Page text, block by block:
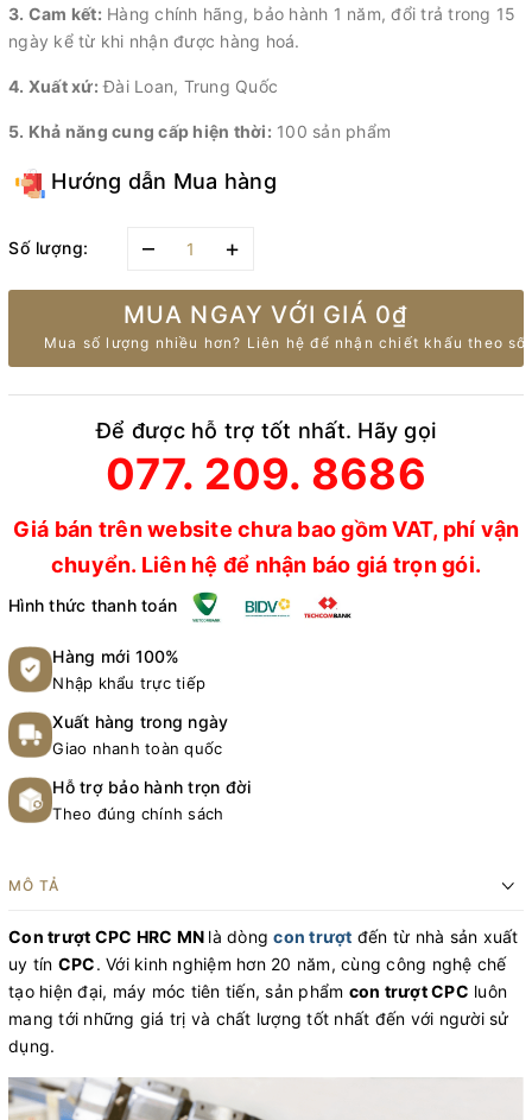
3. Cam kết: Hàng chính hãng, bảo hành 1 năm, đổi trả trong 15
ngày kể từ khi nhận được hàng hoá.
4. Xuất xứ: Đài Loan, Trung Quốc
5. Khả năng cung cấp hiện thời: 100 sản phẩm
Hướng dẫn Mua hàng
Số lượng: – +
MUA NGAY VỚI GIÁ 0₫
Mua số lượng nhiều hơn? Liên hệ để nhận chiết khấu theo số
Để được hỗ trợ tốt nhất. Hãy gọi
077. 209. 8686
Giá bán trên website chưa bao gồm VAT, phí vận
chuyển. Liên hệ để nhận báo giá trọn gói.
Hình thức thanh toán
Hàng mới 100%
Nhập khẩu trực tiếp
Xuất hàng trong ngày
Giao nhanh toàn quốc
Hỗ trợ bảo hành trọn đời
Theo đúng chính sách
MÔ TẢ
Con trượt CPC HRC MN là dòngcon trượt đến từ nhà sản xuất
uy tín CPC. Với kinh nghiệm hơn 20 năm, cùng công nghệ chế
tạo hiện đại, máy móc tiên tiến, sản phẩm con trượt CPC luôn
mang tới những giá trị và chất lượng tốt nhất đến với người sử
dụng.